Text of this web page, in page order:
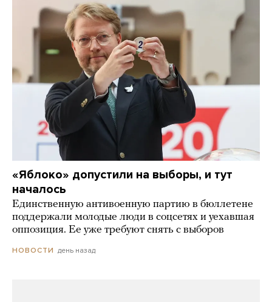
«Яблоко» допустили на выборы, и тут
началось
Единственную антивоенную партию в бюллетене
поддержали молодые люди в соцсетях и уехавшая
оппозиция. Ее уже требуют снять с выборов
НОВОСТИ день назад